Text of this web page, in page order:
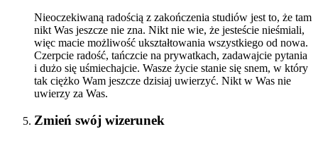
Nieoczekiwaną radością z zakończenia studiów jest to, że tam
nikt Was jeszcze nie zna. Nikt nie wie, że jesteście nieśmiali,
więc macie możliwość ukształtowania wszystkiego od nowa.
Czerpcie radość, tańczcie na prywatkach, zadawajcie pytania
i dużo się uśmiechajcie. Wasze życie stanie się snem, w który
tak ciężko Wam jeszcze dzisiaj uwierzyć. Nikt w Was nie
uwierzy za Was.
Zmień swój wizerunek